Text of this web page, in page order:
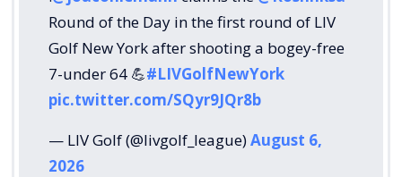
Round of the Day in the first round of LIV
Golf New York after shooting a bogey-free
7-under 64 💪#LIVGolfNewYork
pic.twitter.com/SQyr9JQr8b
— LIV Golf (@livgolf_league)August 6,
2026